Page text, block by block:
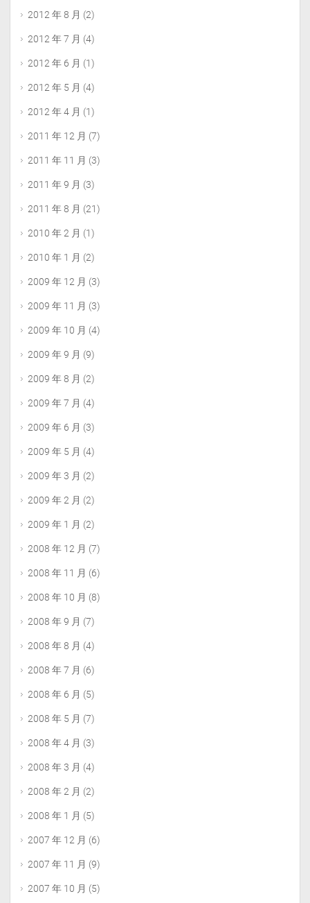
2012 年 8 月 (2)
2012 年 7 月 (4)
2012 年 6 月 (1)
2012 年 5 月 (4)
2012 年 4 月 (1)
2011 年 12 月 (7)
2011 年 11 月 (3)
2011 年 9 月 (3)
2011 年 8 月 (21)
2010 年 2 月 (1)
2010 年 1 月 (2)
2009 年 12 月 (3)
2009 年 11 月 (3)
2009 年 10 月 (4)
2009 年 9 月 (9)
2009 年 8 月 (2)
2009 年 7 月 (4)
2009 年 6 月 (3)
2009 年 5 月 (4)
2009 年 3 月 (2)
2009 年 2 月 (2)
2009 年 1 月 (2)
2008 年 12 月 (7)
2008 年 11 月 (6)
2008 年 10 月 (8)
2008 年 9 月 (7)
2008 年 8 月 (4)
2008 年 7 月 (6)
2008 年 6 月 (5)
2008 年 5 月 (7)
2008 年 4 月 (3)
2008 年 3 月 (4)
2008 年 2 月 (2)
2008 年 1 月 (5)
2007 年 12 月 (6)
2007 年 11 月 (9)
2007 年 10 月 (5)